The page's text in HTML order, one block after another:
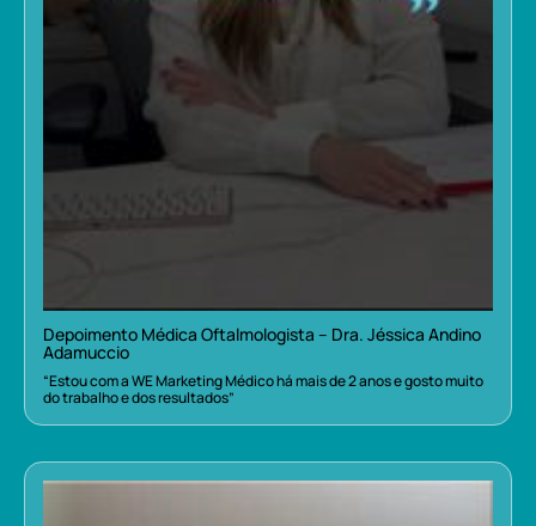
Depoimento Médica Oftalmologista – Dra. Jéssica Andino
Adamuccio
“Estou com a WE Marketing Médico há mais de 2 anos e gosto muito
do trabalho e dos resultados”